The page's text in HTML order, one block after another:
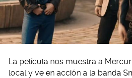
La película nos muestra a
local y ve en acción a la banda